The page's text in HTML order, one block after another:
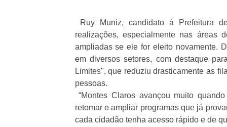
Ruy Muniz, candidato à Prefeitura
realizações, especialmente nas áreas
ampliadas se ele for eleito novamente.
em diversos setores, com destaque
Limites", que reduziu drasticamente as
pessoas.
“Montes Claros avançou muito
retomar e ampliar programas que já
cada cidadão tenha acesso rápido e de